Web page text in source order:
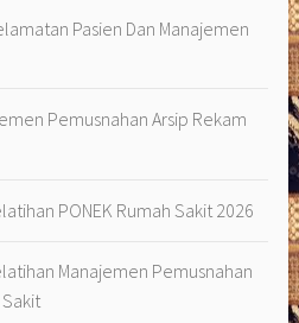
Pasien Dan Manajemen
Pemusnahan Arsip Rekam
PONEK Rumah Sakit 2026
Manajemen Pemusnahan